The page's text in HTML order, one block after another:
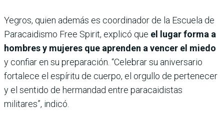
Yegros, quien además es coordinador de la Escuela de
Paracaidismo Free Spirit, explicó que el lugar forma a
hombres y mujeres que aprenden a vencer el miedo
y confiar en su preparación. “Celebrar su aniversario
fortalece el espíritu de cuerpo, el orgullo de pertenecer
y el sentido de hermandad entre paracaidistas
militares”, indicó.